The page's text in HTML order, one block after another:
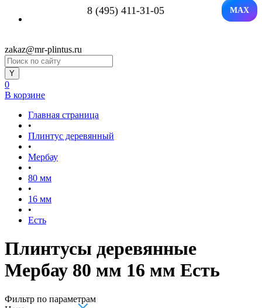
8 (495) 411-31-05 MAX
zakaz@mr-plintus.ru
0
В корзине
Главная страница
•
Плинтус деревянный
•
Мербау
•
80 мм
•
16 мм
•
Есть
Плинтусы деревянные
Мербау 80 мм 16 мм Есть
Фильтр по параметрам